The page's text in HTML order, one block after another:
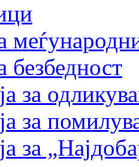
безбедност
за
за
за